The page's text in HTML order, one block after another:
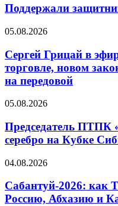
Поддержали
05.08.2026
Сергей Грицай в
торговле, новом
на передовой
05.08.2026
Председатель ПТПК
серебро на Кубке
04.08.2026
Сабантуй-2026: как
Россию, Абхазию и